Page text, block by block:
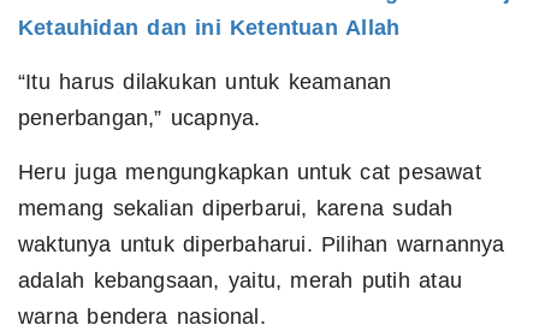
Ketauhidan dan ini Ketentuan Allah
“Itu harus dilakukan untuk keamanan
penerbangan,” ucapnya.
Heru juga mengungkapkan untuk cat pesawat
memang sekalian diperbarui, karena sudah
waktunya untuk diperbaharui. Pilihan warnannya
adalah kebangsaan, yaitu, merah putih atau
warna bendera nasional.